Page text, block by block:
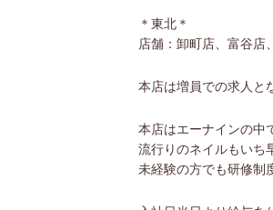
＊東北＊
店舗：卸町店、富谷店
本店は増員での求人と
本店はエーナインの中
流行りのネイルもいち
未経験の方でも研修制